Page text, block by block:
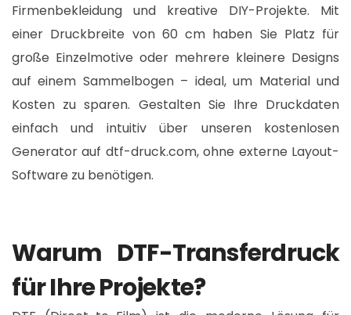
Firmenbekleidung und kreative DIY-Projekte. Mit
einer Druckbreite von 60 cm haben Sie Platz für
große Einzelmotive oder mehrere kleinere Designs
auf einem Sammelbogen – ideal, um Material und
Kosten zu sparen. Gestalten Sie Ihre Druckdaten
einfach und intuitiv über unseren kostenlosen
Generator auf dtf-druck.com, ohne externe Layout-
Software zu benötigen.​
Warum DTF-Transferdruck
für Ihre Projekte?